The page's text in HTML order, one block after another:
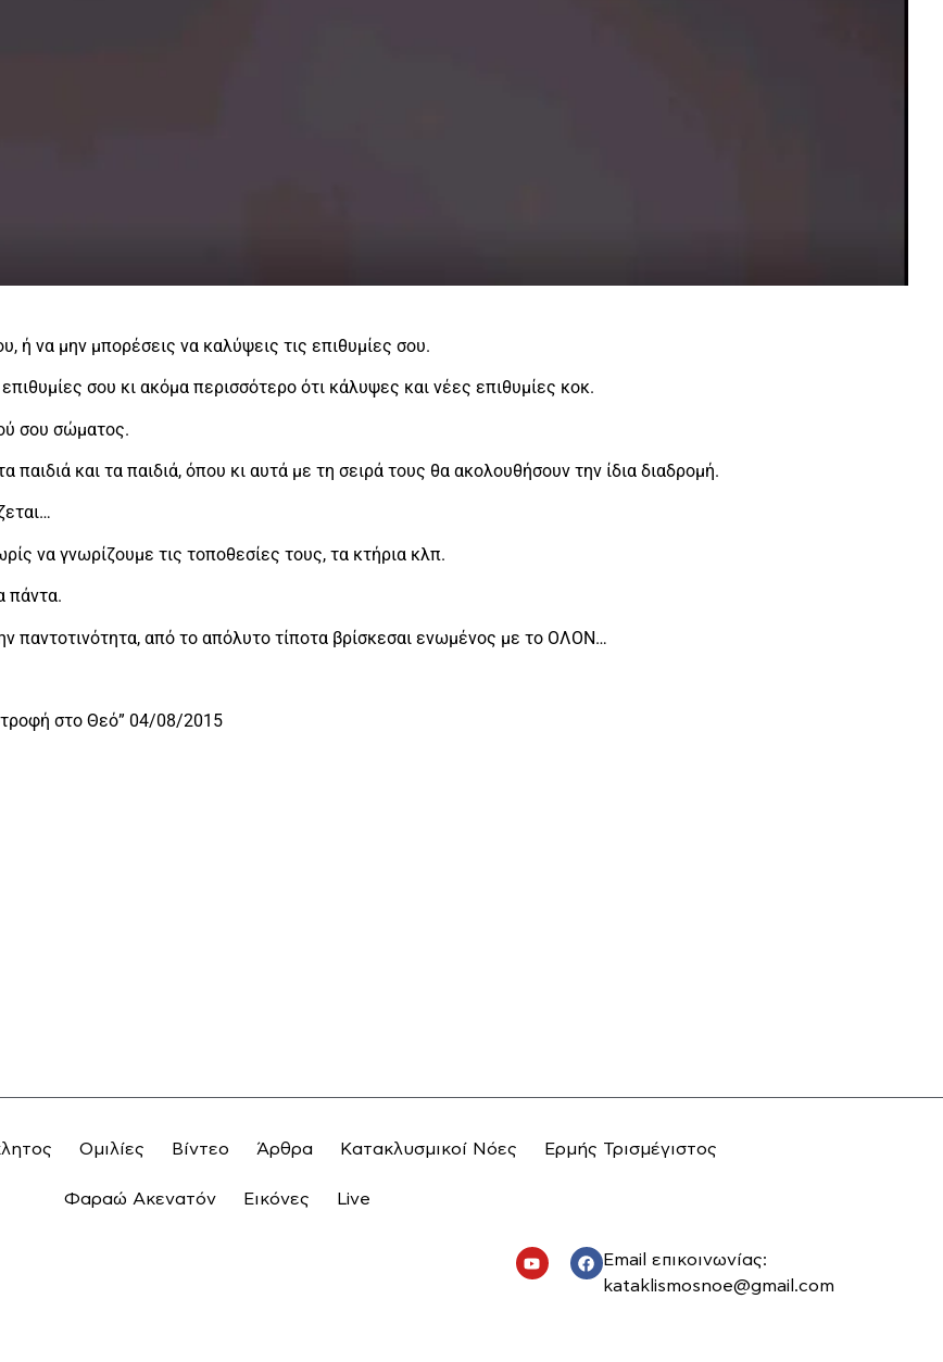
ή να μην μπορέσεις να καλύψεις τις επιθυμίες σου.
σου κι ακόμα περισσότερο ότι κάλυψες και νέες επιθυμίες κοκ.
σου σώματος.
παιδιά και τα παιδιά, όπου κι αυτά με τη σειρά τους θα ακολουθήσουν την ίδια διαδρομή.
να γνωρίζουμε τις τοποθεσίες τους, τα κτήρια κλπ.
πάντα.
παντοτινότητα, από το απόλυτο τίποτα βρίσκεσαι ενωμένος με το ΟΛΟΝ…
στο Θεό” 04/08/2015
Ομιλίες Βίντεο Άρθρα Κατακλυσμικοί Νόες Ερμής Τρισμέγιστος
Φαραώ Ακενατόν Εικόνες Live
Email επικοινωνίας:
kataklismosnoe@gmail.com